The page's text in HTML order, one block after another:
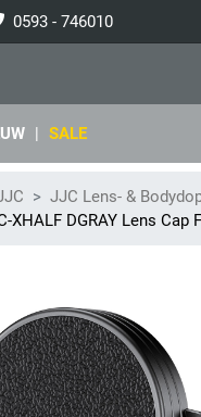
0593 - 746010
| SALE
JJC Lens- &
XHALF DGRAY Lens Cap